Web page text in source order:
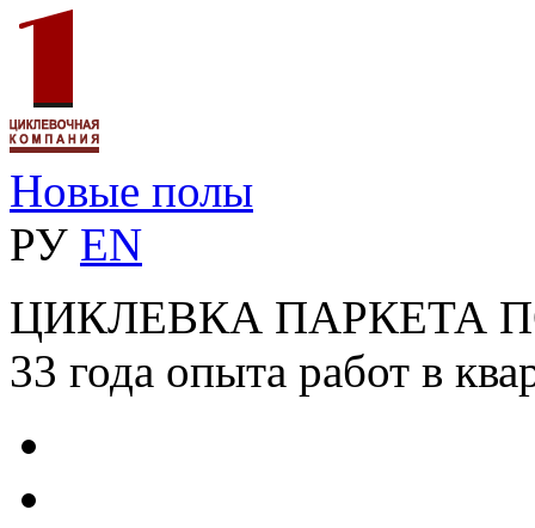
Новые полы
РУ EN
ЦИКЛЕВКА ПАРКЕТА
33 года опыта работ в